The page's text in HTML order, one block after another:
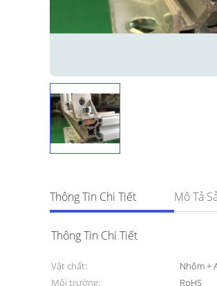
Thông Tin Chi Tiết Mô Tả
Thông Tin Chi Tiết
Vật chất: Nhôm +
Môi trường:
RoHS